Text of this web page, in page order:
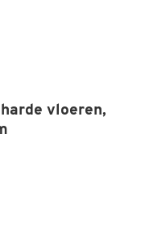
vloeren,